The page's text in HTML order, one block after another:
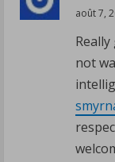
août 7,
not